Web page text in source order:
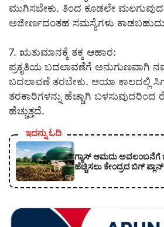
ಮುಗಿಸಬೇಕು. ತಿಂದ ಕೂಡಲೇ
ಅಜೀರ್ಣದಂತಹ ಸಮಸ್ಯೆಗಳು
7. ಋತುಮಾನಕ್ಕೆ ತಕ್ಕ ಆಹಾರ:
ಪ್ರಕೃತಿಯ ಬದಲಾವಣೆಗೆ ಅನುಗುಣವಾಗಿ
ಬದಲಾವಣೆ ತರಬೇಕು. ಆಯಾ ಕಾಲದಲ್ಲಿ
ತರಕಾರಿಗಳನ್ನು ಹೆಚ್ಚಾಗಿ
ಹೆಚ್ಚುತ್ತದೆ.
ಇದನ್ನು ಓದಿ
ಗ್ಯಾಸ್ ಆಮದು ಅವಲಂಬನೆಗೆ
ಹೆಚ್ಚಿಸಲು ಕೇಂದ್ರದ ಬಿಗ್ ಪ್ಲಾನ್